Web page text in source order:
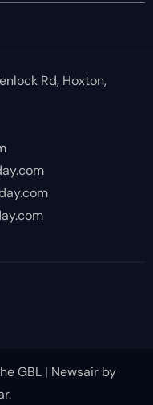
Rd, Hoxton,
GBL | Newsairby
.